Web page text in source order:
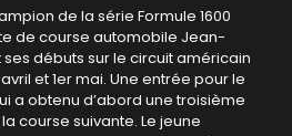
de la série Formule 1600
de course automobile Jean-
débuts sur le circuit américain
et 1er mai. Une entrée pour le
a obtenu d’abord une troisième
course suivante. Le jeune